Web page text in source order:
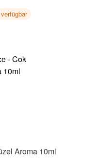
Aroma 10ml